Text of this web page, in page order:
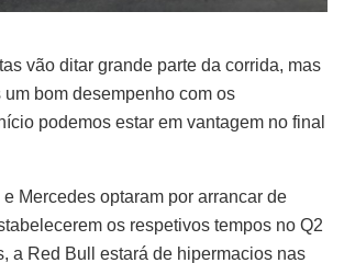
vão ditar grande parte da corrida, mas
bom desempenho com os
podemos estar em vantagem no final
Mercedes optaram por arrancar de
os respetivos tempos no Q2
a Red Bull estará de hipermacios nas